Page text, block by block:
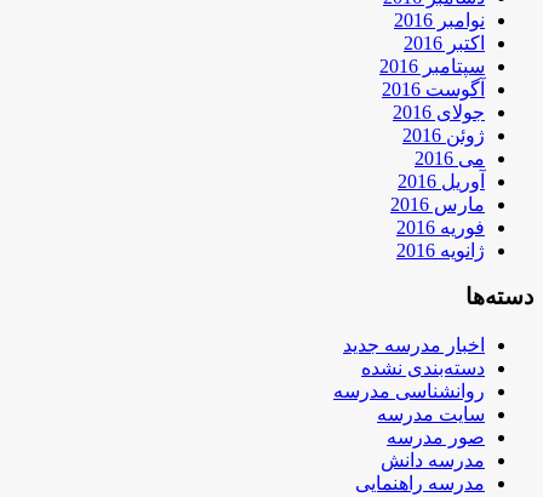
نوامبر 2016
اکتبر 2016
سپتامبر 2016
آگوست 2016
جولای 2016
ژوئن 2016
می 2016
آوریل 2016
مارس 2016
فوریه 2016
ژانویه 2016
دسته‌ها
اخبار مدرسه جدید
دسته‌بندی نشده
روانشناسی مدرسه
سایت مدرسه
صور مدرسه
مدرسه دانش
مدرسه راهنمایی